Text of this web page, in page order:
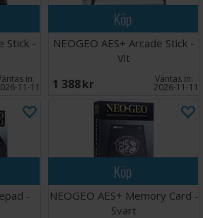
Stick -
in:
11-11
Köp
NEOGEO AES+ Arcade Stick -
Vit
1 388 SEK Väntas in:
2026-11-11
-
Köp
NEOGEO AES+ Memory Card -
Svart